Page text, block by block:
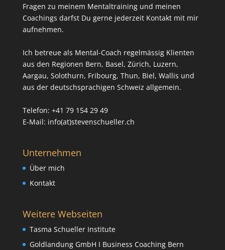
Fragen zu meinem Mentaltraining und meinen
Coachings darfst Du gerne jederzeit Kontakt mit mir
aufnehmen.
Ich betreue als Mental-Coach regelmässig Klienten
aus den Regionen Bern, Basel, Zürich, Luzern,
Aargau, Solothurn, Fribourg, Thun, Biel, Wallis und
aus der deutschsprachigen Schweiz allgemein.
Telefon: +41 79 154 29 49
E-Mail: info(at)stevenschueller.ch
Unternehmen
Über mich
Kontakt
Weitere Webseiten
Tasma Schueller Institute
Goldlandung GmbH I Business Coaching Bern